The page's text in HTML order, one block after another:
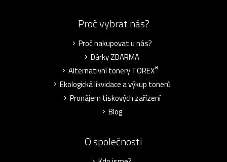
Proč vybrat nás?
Proč nakupovat u nás?
Dárky ZDARMA
Alternativní tonery TOREX®
Ekologická likvidace a výkup tonerů
Pronájem tiskových zařízení
Blog
O společnosti